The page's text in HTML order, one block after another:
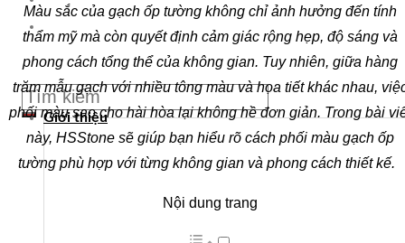
Tìm kiếm:
Giới thiệu
Màu sắc của gạch ốp tường không chỉ ảnh hưởng đến tính
thẩm mỹ mà còn quyết định cảm giác rộng hẹp, độ sáng và
phong cách tổng thể của không gian. Tuy nhiên, giữa hàng
trăm mẫu gạch với nhiều tông màu và họa tiết khác nhau,
phối màu sao cho hài hòa lại không hề đơn giản. Trong bài
này, HSStone sẽ giúp bạn hiểu rõ cách phối màu gạch ốp
tường phù hợp với từng không gian và phong cách thiết kế.
Nội dung trang